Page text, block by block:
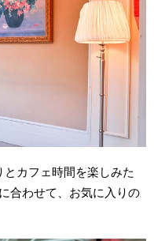
カフェ時間を楽しみた
合わせて、お気に入りの